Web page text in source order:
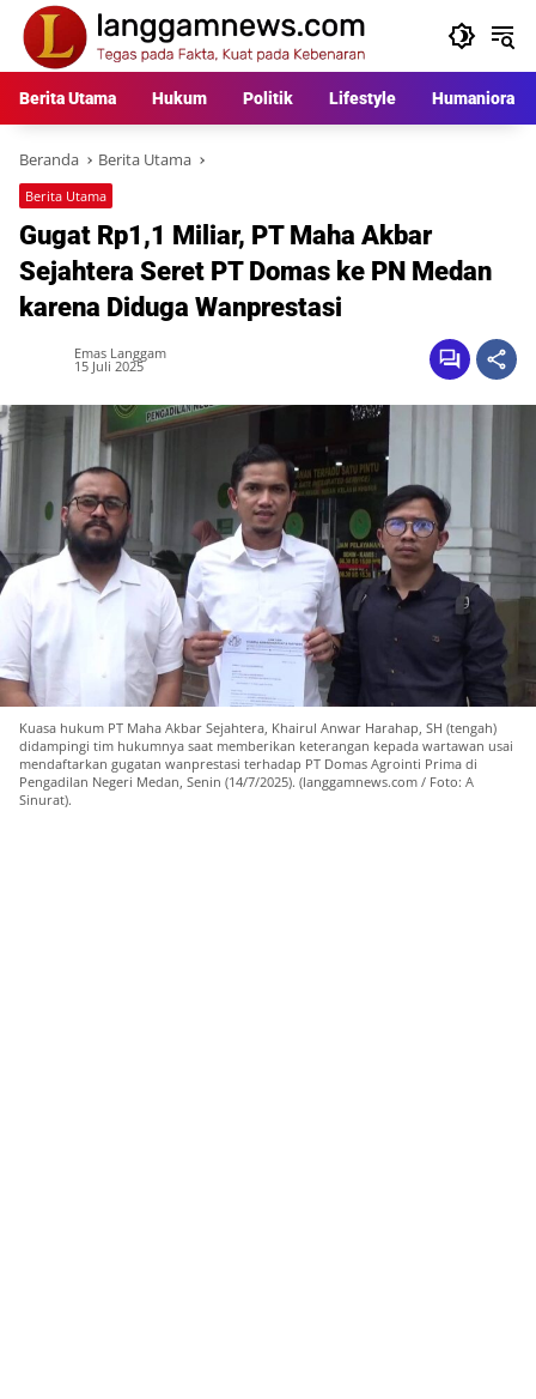
Langsung
konten
Berita Utama Hukum Politik Lifestyle Humaniora
Beranda Berita Utama
Berita Utama
Gugat Rp1,1 Miliar, PT Maha Akbar
Sejahtera Seret PT Domas ke PN Medan
karena Diduga Wanprestasi
Emas Langgam
15 Juli 2025
Kuasa hukum PT Maha Akbar Sejahtera, Khairul Anwar Harahap, SH (tengah)
didampingi tim hukumnya saat memberikan keterangan kepada wartawan usai
mendaftarkan gugatan wanprestasi terhadap PT Domas Agrointi Prima di
Pengadilan Negeri Medan, Senin (14/7/2025). (langgamnews.com / Foto: A
Sinurat).